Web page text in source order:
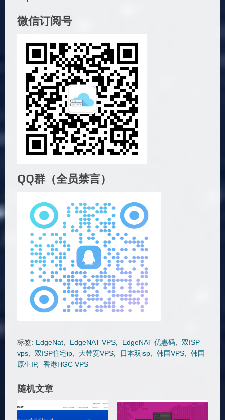
微信订阅号
QQ群（全员禁言）
标签: EdgeNat, EdgeNAT VPS, EdgeNAT 优惠码,
双ISP
vps, 双ISP住宅ip, 大带宽VPS, 日本双isp, 韩国VPS,
韩国
原生IP, 香港HGC VPS
随机文章